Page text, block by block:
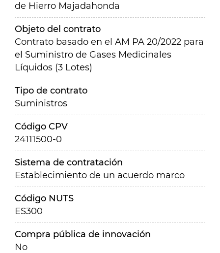
de Hierro Majadahonda
Objeto del contrato
Contrato basado en el AM PA 20/2022 para
el Suministro de Gases Medicinales
Líquidos (3 Lotes)
Tipo de contrato
Suministros
Código CPV
24111500-0
Sistema de contratación
Establecimiento de un acuerdo marco
Código NUTS
ES300
Compra pública de innovación
No